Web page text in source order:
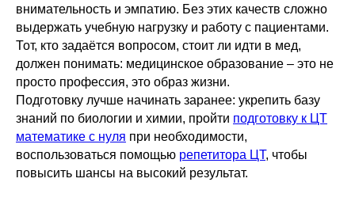
внимательность и эмпатию. Без этих качеств сложно
выдержать учебную нагрузку и работу с пациентами.
Тот, кто задаётся вопросом, стоит ли идти в мед,
должен понимать: медицинское образование – это не
просто профессия, это образ жизни.
Подготовку лучше начинать заранее: укрепить базу
знаний по биологии и химии, пройти подготовку к ЦТ
математике с нуля при необходимости,
воспользоваться помощью репетитора ЦТ, чтобы
повысить шансы на высокий результат.